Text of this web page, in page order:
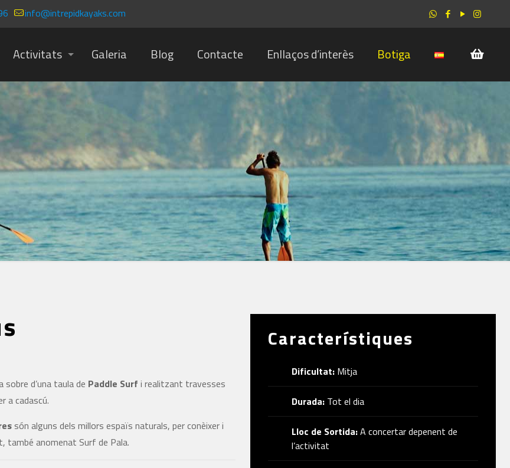
info@intrepidkayaks.com
Activitats Galeria Blog Contacte Enllaços d’interès Botiga
d’una taula de Paddle Surf i realitzant travesses
a cadascú.
són alguns dels millors espaïs naturals, per conèixer i
també anomenat Surf de Pala.
Característiques
Dificultat:Mitja
Durada:Tot el dia
Lloc de Sortida:A concertar depenent de
l’activitat